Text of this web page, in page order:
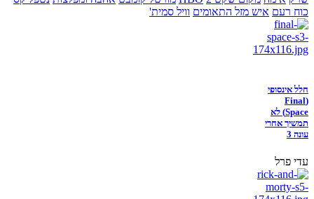
כוח רעם איש מזל התאומים וויל סמית'
חלל אינסופי
(Final
Space) לא
תמשיך אחרי
עונה 3
עדי פרל